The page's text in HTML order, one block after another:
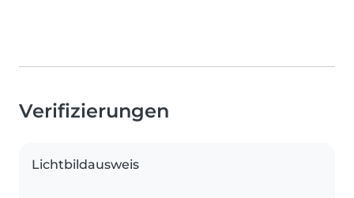
Verifizierungen
Lichtbildausweis